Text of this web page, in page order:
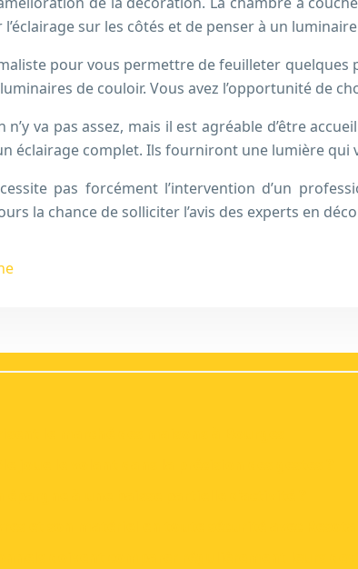
sur les côtés et de penser à un
pour vous permettre de feuilleter quelques
de couloir. Vous avez l’opportunité de
va pas assez, mais il est agréable d’être
éclairage complet. Ils fourniront une lumière qui
pas forcément l’intervention d’un
la chance de solliciter l’avis des experts en